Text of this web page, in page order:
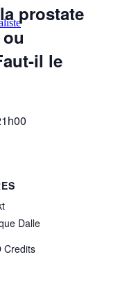
prostate
il le
Dalle
Credits